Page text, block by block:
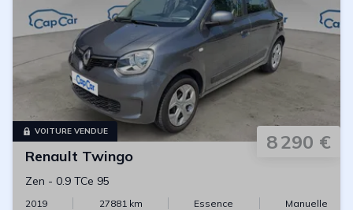
VOITURE VENDUE 8 290 €
Renault Twingo
Zen - 0.9 TCe 95
2019 27881km Essence Manuelle